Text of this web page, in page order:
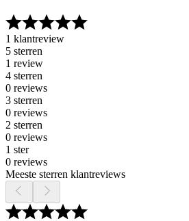
1 klantreview
5 sterren
1 review
4 sterren
0 reviews
3 sterren
0 reviews
2 sterren
0 reviews
1 ster
0 reviews
Meeste sterren klantreviews